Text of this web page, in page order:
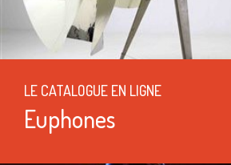
LE CATALOGUE EN LIGNE
Euphones